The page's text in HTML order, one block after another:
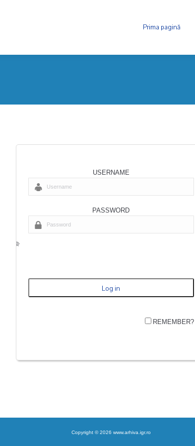
Prima pagină
USERNAME
PASSWORD
REMEMBER?
Copyright © 2026 www.arhiva.igr.ro